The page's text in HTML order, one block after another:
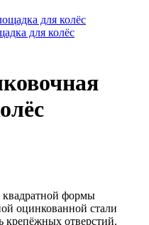
для колёс
квадратной формы
оцинкованной стали
крепёжных отверстий.